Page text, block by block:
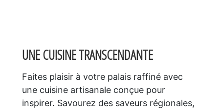
UNE CUISINE TRANSCENDANTE
Faites plaisir à votre palais raffiné avec
une cuisine artisanale conçue pour
inspirer. Savourez des saveurs régionales,